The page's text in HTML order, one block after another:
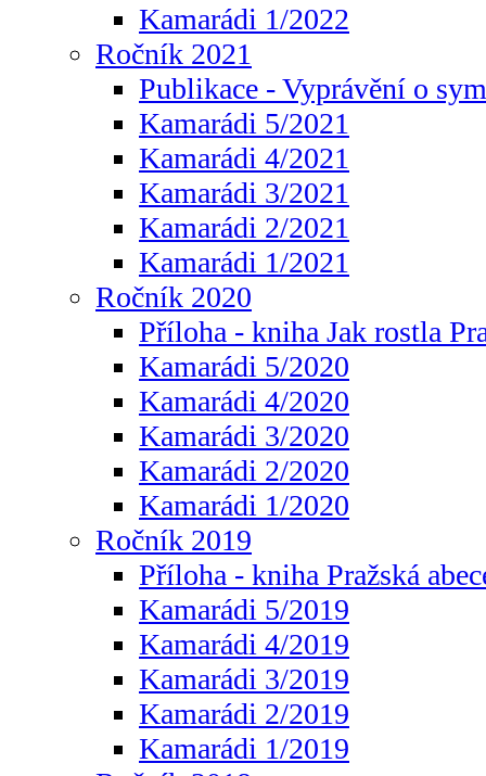
Kamarádi 1/2022
Ročník 2021
Publikace - Vyprávění o
Kamarádi 5/2021
Kamarádi 4/2021
Kamarádi 3/2021
Kamarádi 2/2021
Kamarádi 1/2021
Ročník 2020
Příloha - kniha Jak rostla
Kamarádi 5/2020
Kamarádi 4/2020
Kamarádi 3/2020
Kamarádi 2/2020
Kamarádi 1/2020
Ročník 2019
Příloha - kniha Pražská
Kamarádi 5/2019
Kamarádi 4/2019
Kamarádi 3/2019
Kamarádi 2/2019
Kamarádi 1/2019